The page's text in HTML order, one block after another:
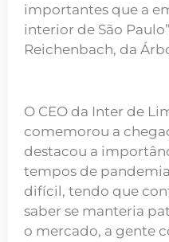
importantes que a
interior de São
Reichenbach, da
O CEO da Inter de
comemorou a
destacou a
tempos de
difícil, tendo que
saber se manteria
o mercado, a gente